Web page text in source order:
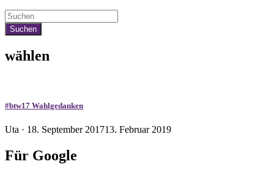
wählen
#btw17 Wahlgedanken
Uta · Veröffentlicht
18. September 201713. Februar 2019
Für Google